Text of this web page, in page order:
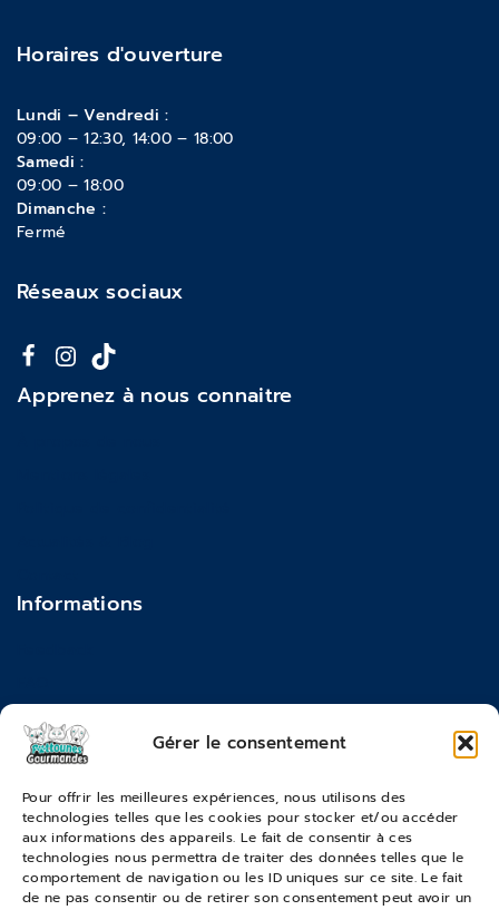
Gérer le consentement
Pour offrir les meilleures expériences, nous utilisons des
technologies telles que les cookies pour stocker et/ou accéder
aux informations des appareils. Le fait de consentir à ces
technologies nous permettra de traiter des données telles que le
comportement de navigation ou les ID uniques sur ce site. Le fait
de ne pas consentir ou de retirer son consentement peut avoir un
Horaires d'ouverture
Lundi – Vendredi :
09:00 – 12:30, 14:00 – 18:00
Samedi :
09:00 – 18:00
Dimanche :
Fermé
Réseaux sociaux
Apprenez à nous connaitre
Informations
Moyens de paiements
Conditions générales de vente
Suivi de commande
Services & Retours